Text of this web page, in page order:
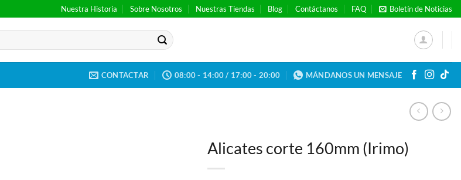
Nuestra Historia Sobre Nosotros Nuestras Tiendas Blog Contáctanos FAQ Boletín de Noticias
CONTACTAR 08:00 - 14:00 / 17:00 - 20:00 MÁNDANOS UN MENSAJE
Alicates corte 160mm (Irimo)